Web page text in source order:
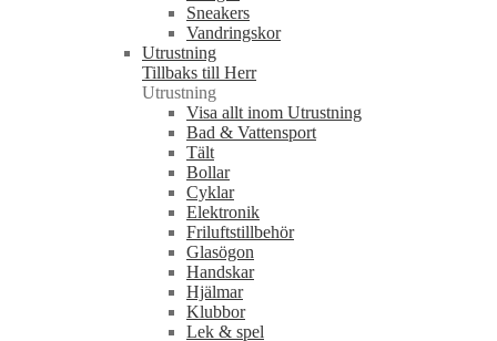
Sneakers
Vandringskor
Utrustning
Tillbaks till Herr
Utrustning
Visa allt inom Utrustning
Bad & Vattensport
Tält
Bollar
Cyklar
Elektronik
Friluftstillbehör
Glasögon
Handskar
Hjälmar
Klubbor
Lek & spel